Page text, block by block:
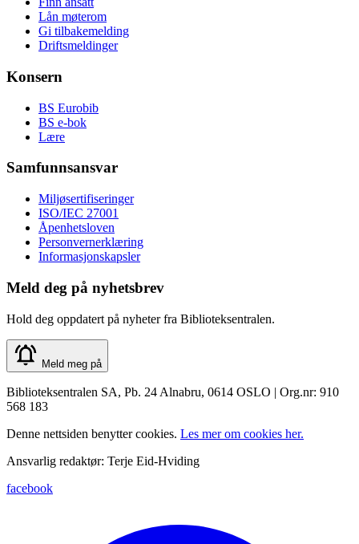
Lån møterom
Gi tilbakemelding
Driftsmeldinger
Konsern
BS Eurobib
BS e-bok
Lære
Samfunnsansvar
Miljøsertifiseringer
ISO/IEC 27001
Åpenhetsloven
Personvernerklæring
Informasjonskapsler
Meld deg på nyhetsbrev
Hold deg oppdatert på nyheter fra Biblioteksentralen.
Meld meg på
Biblioteksentralen SA, Pb. 24 Alnabru, 0614 OSLO | Org.nr: 910
568 183
Denne nettsiden benytter cookies. Les mer om cookies her.
Ansvarlig redaktør: Terje Eid-Hviding
facebook